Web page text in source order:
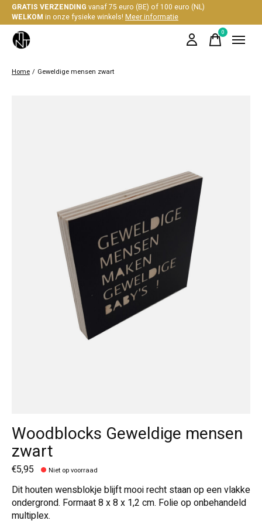
GRATIS VERZENDING vanaf 75 euro (BE) of 100 euro (NL)
WELKOM in onze fysieke winkels!Meer informatie
0items
Home / Geweldige mensen zwart
Woodblocks Geweldige mensen
zwart
€5,95 Niet op voorraad
Dit houten wensblokje blijft mooi recht staan op een vlakke
ondergrond. Formaat 8 x 8 x 1,2 cm. Folie op onbehandeld
multiplex.